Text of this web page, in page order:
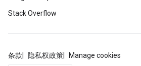
Stack Overflow
条款 隐私权政策 Manage cookies